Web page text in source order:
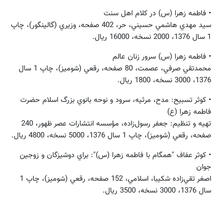
• فاطمه زهرا (س) در كلام اهل سنت
سيد مهدي هاشمي ‌حسيني، حر، 402 صفحه، وزيري (گالينگور)، چاپ
1 سال 1376، 2000 نسخه، 16000 ريال.
• فاطمه زهرا (س) سرور زنان عالم
محمدتقي صرفي، عصمت، 80 صفحه، رقعي (شوميز)، چاپ 1 سال
1376، 3000 نسخه، 1800 ريال.
• كوثر تسبيح: مدح، مرثيه، سرود و نوحه بانوي بزرگ اسلام حضرت
فاطمه زهرا (ع)
تهيه و تنظيم: جعفر رسول‌زاده، مؤسسه انتشارات عصر ظهور، 240
صفحه، رقعي (شوميز)، چاپ 1 سال 1376، 5000 نسخه، 4800 ريال.
• كوثر عفاف "همگام با فاطمه زهرا (س)": براي دوشيزگان‌ و زوجين
جوان
اصغر تقي‌زاده ‌شكيبا، اسلامي، 152 صفحه، رقعي (شوميز)، چاپ 1
سال 1376، 3000 نسخه، 3500 ريال.